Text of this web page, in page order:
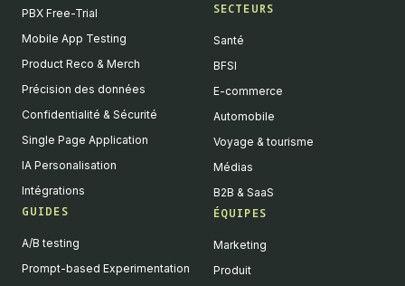
PBX Free-Trial
Mobile App Testing
Product Reco & Merch
Précision des données
Confidentialité & Sécurité
Single Page Application
IA Personalisation
Intégrations
GUIDES
A/B testing
Prompt-based Experimentation
SECTEURS
Santé
BFSI
E-commerce
Automobile
Voyage & tourisme
Médias
B2B & SaaS
ÉQUIPES
Marketing
Produit